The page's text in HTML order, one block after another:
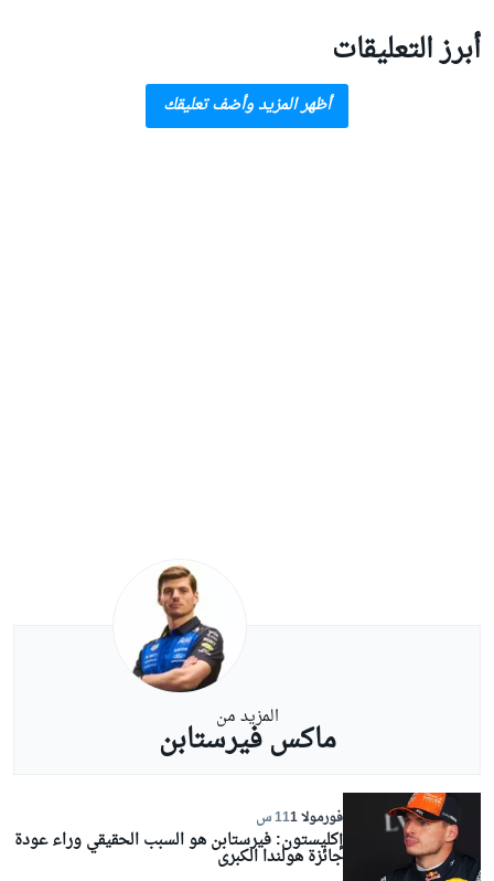
أبرز التعليقات
أظهر المزيد وأضف تعليقك
المزيد من
ماكس فيرستابن
فورمولا 1 11 س
إكليستون: فيرستابن هو السبب الحقيقي وراء عودة
جائزة هولندا الكبرى